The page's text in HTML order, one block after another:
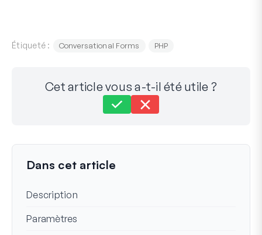
Étiqueté : Conversational Forms PHP
Cet article vous a-t-il été utile ?
Dernière mise à jour le 16 déc. 2024
Dans cet article
Description
Paramètres